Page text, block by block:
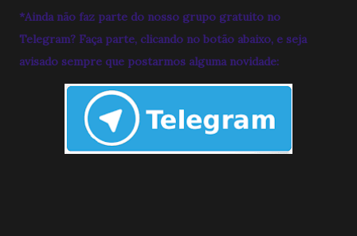
*Ainda não faz parte do nosso grupo gratuito no
Telegram? Faça parte, clicando no botão abaixo, e seja
avisado sempre que postarmos alguma novidade: